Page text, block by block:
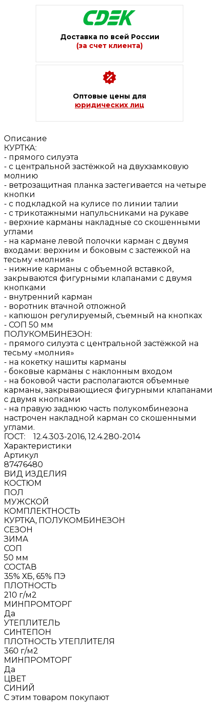
Доставка по всей России
(за счет клиента)
Оптовые цены для
юридических лиц
Описание
КУРТКА:
- прямого силуэта
- с центральной застёжкой на двухзамковую
молнию
- ветрозащитная планка застегивается на четыре
кнопки
- с подкладкой на кулисе по линии талии
- с трикотажными напульсниками на рукаве
- верхние карманы накладные со скошенными
углами
- на кармане левой полочки карман с двумя
входами: верхним и боковым с застежкой на
тесьму «молния»
- нижние карманы с объемной вставкой,
закрываются фигурными клапанами с двумя
кнопками
- внутренний карман
- воротник втачной отложной
- капюшон регулируемый, съемный на кнопках
- СОП 50 мм
ПОЛУКОМБИНЕЗОН:
- прямого силуэта с центральной застёжкой на
тесьму «молния»
- на кокетку нашиты карманы
- боковые карманы с наклонным входом
- на боковой части располагаются объемные
карманы, закрывающиеся фигурными клапанами
с двумя кнопками
- на правую заднюю часть полукомбинезона
настрочен накладной карман со скошенными
углами.
ГОСТ: 12.4.303-2016, 12.4.280-2014
Характеристики
Артикул
87476480
BИД ИЗДЕЛИЯ
КОСТЮМ
ПОЛ
МУЖСКОЙ
КОМПЛЕКТНОСТЬ
КУРТКА, ПОЛУКОМБИНЕЗОН
СЕЗОН
ЗИМА
СОП
50 мм
СОСТАВ
35% ХБ, 65% ПЭ
ПЛОТНОСТЬ
210 г/м2
МИНПРОМТОРГ
Да
УТЕПЛИТЕЛЬ
СИНТЕПОН
ПЛОТНОСТЬ УТЕПЛИТЕЛЯ
360 г/м2
МИНПРОМТОРГ
Да
ЦВЕТ
СИНИЙ
С этим товаром покупают